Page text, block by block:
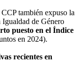
también expuso la
Igualdad de Género
puesto en el Índice
en 2024).
recientes en